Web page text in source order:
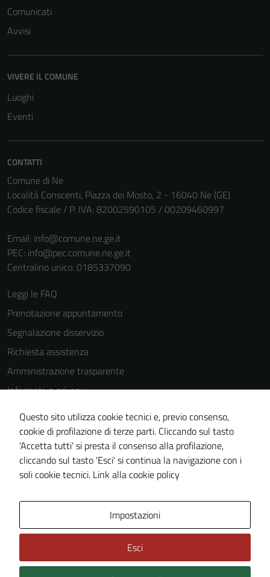
Comunicati
Avvisi
VIVERE IL COMUNE
Luoghi
Eventi
CONTATTI
Comune di Ne
Località Conscenti, Piazza dei Mosto, 2 - 16040 Ne (GE)
Codice fiscale / P. IVA: 82002590105 / 00209460997
Email: info@comune.ne.ge.it
PEC: info@pec.comune.ne.ge.it
Centralino unico: 0185337090
Leggi le FAQ
Prenotazione appuntamento
Segnalazione disservizio
Richiesta assistenza
Amministrazione trasparente
Informativa privacy
Cookie Policy
Note legali
Dichiarazione di accessibilità
Piano di miglioramento del sito
Questo sito utilizza cookie tecnici e, previo consenso,
cookie di profilazione di terze parti. Cliccando sul tasto
'Accetta tutti' si presta il consenso alla profilazione,
cliccando sul tasto 'Esci' si continua la navigazione con i
soli cookie tecnici. Link alla cookie policy
Impostazioni
Esci